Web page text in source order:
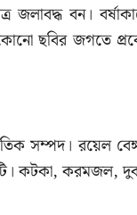
জলাবদ্ধ বন।
ছবির জগতে
সম্পদ। রয়েল
কটকা, করমজল,